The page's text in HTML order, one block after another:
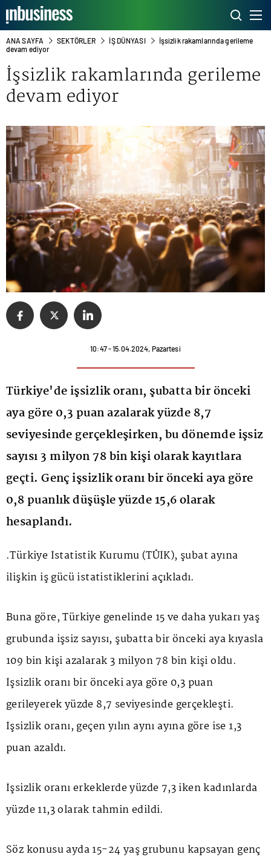
ANA SAYFA SEKTÖRLER İŞ DÜNYASI
İşsizlik rakamlarında gerileme
devam ediyor
İşsizlik rakamlarında gerileme
devam ediyor
10:47 - 15.04.2024, Pazartesi
Türkiye'de işsizlik oranı, şubatta bir önceki
aya göre 0,3 puan azalarak yüzde 8,7
seviyesinde gerçekleşirken, bu dönemde işsiz
sayısı 3 milyon 78 bin kişi olarak kayıtlara
geçti. Genç işsizlik oranı bir önceki aya göre
0,8 puanlık düşüşle yüzde 15,6 olarak
hesaplandı.
.Türkiye İstatistik Kurumu (TÜİK), şubat ayına
ilişkin iş gücü istatistiklerini açıkladı.
Buna göre, Türkiye genelinde 15 ve daha yukarı yaş
grubunda işsiz sayısı, şubatta bir önceki aya kıyasla
109 bin kişi azalarak 3 milyon 78 bin kişi oldu.
İşsizlikoranı bir önceki aya göre 0,3 puan
gerileyerek yüzde 8,7 seviyesinde gerçekleşti.
İşsizlik oranı, geçen yılın aynı ayına göre ise 1,3
puan azaldı.
İşsizlik oranı erkeklerde yüzde 7,3 iken kadınlarda
yüzde 11,3 olarak tahmin edildi.
Söz konusu ayda 15-24 yaş grubunu kapsayan genç